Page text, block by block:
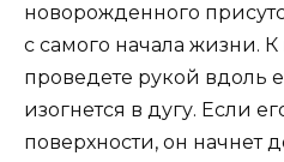
новорожденного
с самого начала жизни.
проведете рукой вдоль
изогнется в дугу. Если
поверхности, он начнет